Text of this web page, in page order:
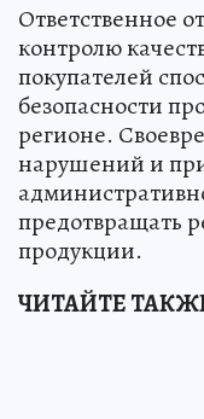
Ответственное
контролю
покупателей
безопасности
регионе.
нарушений и
предотвращать
продукции.
ЧИТАЙТЕ